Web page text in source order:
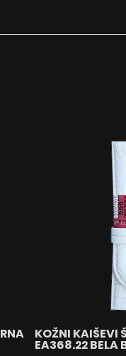
KOŽNI KAIŠEVI
EA368.22 BELA